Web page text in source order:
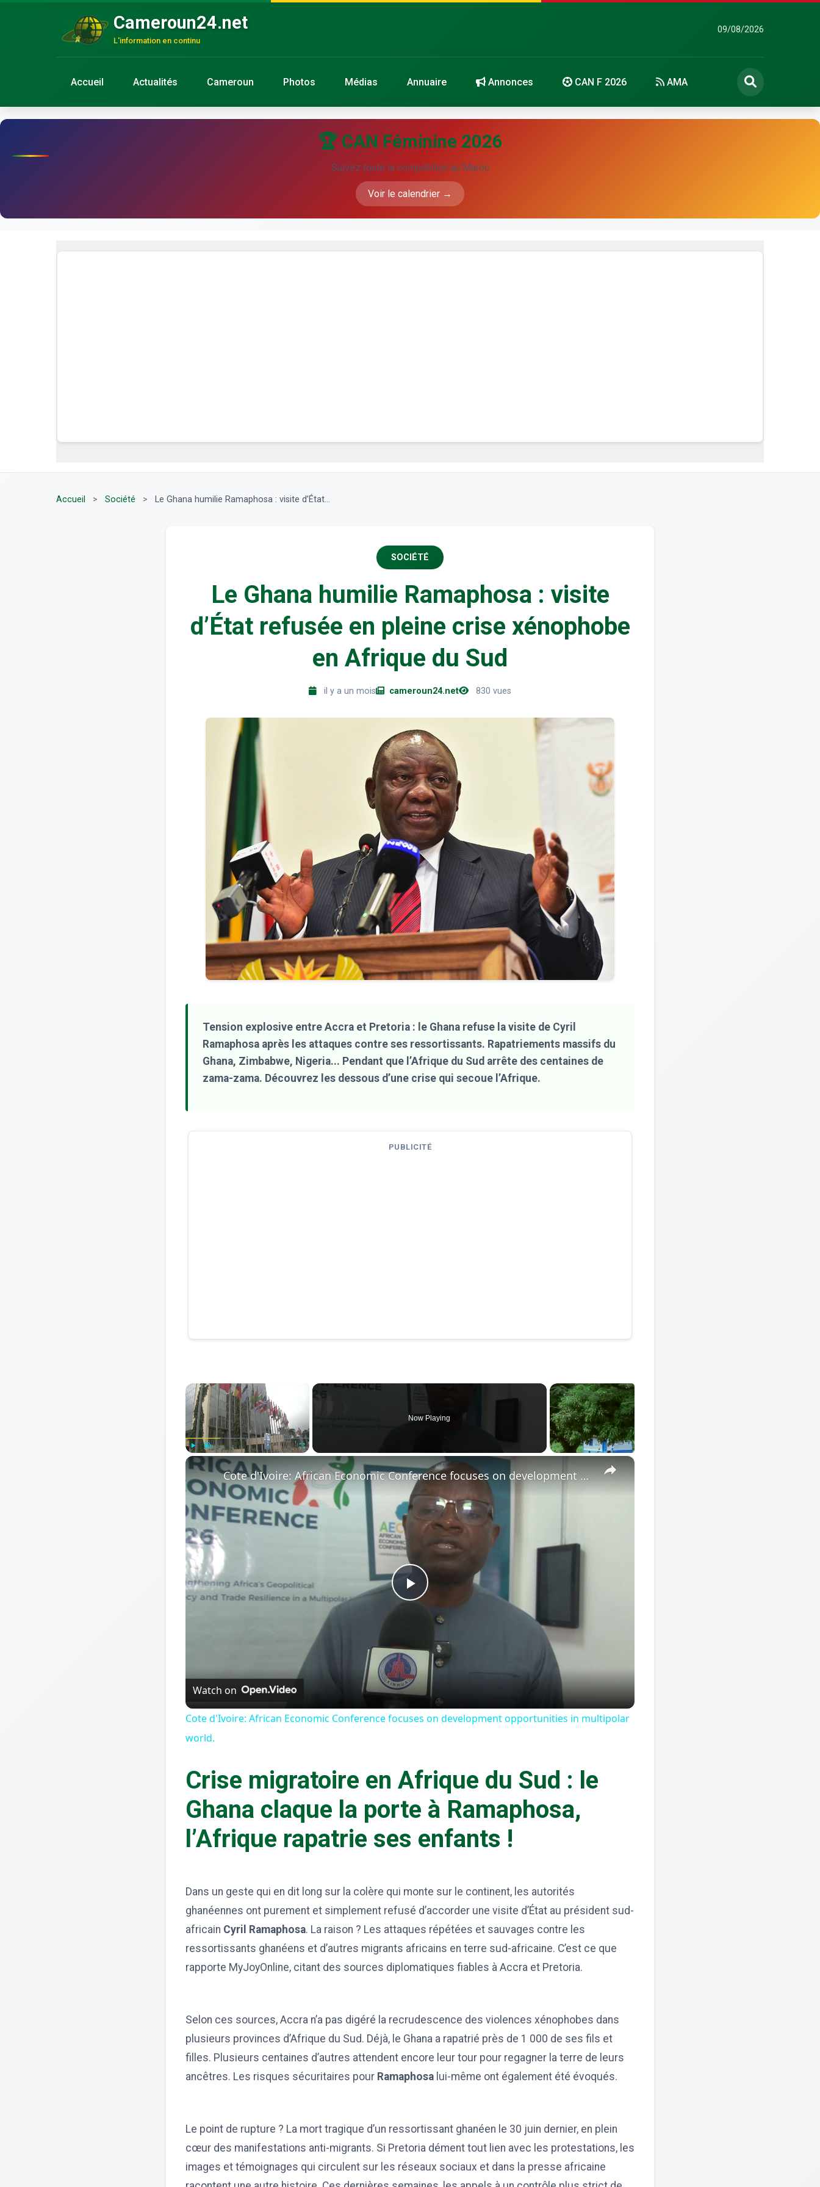
Cameroun24.net
L'information en continu
09/08/2026
Accueil Actualités Cameroun Photos Médias Annuaire Annonces CAN F 2026 AMA
🏆 CAN Féminine 2026
Suivez toute la compétition au Maroc
Voir le calendrier →
Accueil > Société > Le Ghana humilie Ramaphosa : visite d’État...
SOCIÉTÉ
Le Ghana humilie Ramaphosa : visite
d’État refusée en pleine crise xénophobe
en Afrique du Sud
il y a un mois cameroun24.net 830 vues
Tension explosive entre Accra et Pretoria : le Ghana refuse la visite de Cyril
Ramaphosa après les attaques contre ses ressortissants. Rapatriements massifs du
Ghana, Zimbabwe, Nigeria... Pendant que l’Afrique du Sud arrête des centaines de
zama-zama. Découvrez les dessous d’une crise qui secoue l’Afrique.
PUBLICITÉ
Play Unmute
Now Playing
×
Play
Video
Cote d'Ivoire: African Economic Conference focuses on development opportunities in multipolar world.
Watch on
Cote d'Ivoire: African Economic Conference focuses on development opportunities in multipolar
world.
Crise migratoire en Afrique du Sud : le
Ghana claque la porte à Ramaphosa,
l’Afrique rapatrie ses enfants !
Dans un geste qui en dit long sur la colère qui monte sur le continent, les autorités
ghanéennes ont purement et simplement refusé d’accorder une visite d’État au président sud-
africain Cyril Ramaphosa. La raison ? Les attaques répétées et sauvages contre les
ressortissants ghanéens et d’autres migrants africains en terre sud-africaine. C’est ce que
rapporte MyJoyOnline, citant des sources diplomatiques fiables à Accra et Pretoria.
Selon ces sources, Accra n’a pas digéré la recrudescence des violences xénophobes dans
plusieurs provinces d’Afrique du Sud. Déjà, le Ghana a rapatrié près de 1 000 de ses fils et
filles. Plusieurs centaines d’autres attendent encore leur tour pour regagner la terre de leurs
ancêtres. Les risques sécuritaires pour Ramaphosa lui-même ont également été évoqués.
Le point de rupture ? La mort tragique d’un ressortissant ghanéen le 30 juin dernier, en plein
cœur des manifestations anti-migrants. Si Pretoria dément tout lien avec les protestations, les
images et témoignages qui circulent sur les réseaux sociaux et dans la presse africaine